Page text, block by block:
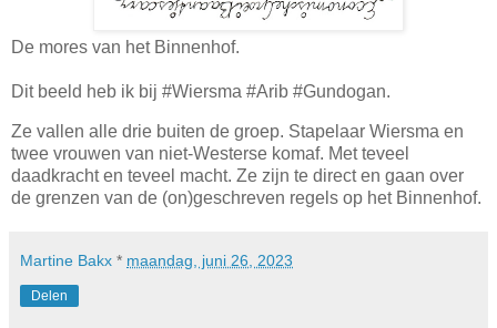
De mores van het Binnenhof.
Dit beeld heb ik bij #Wiersma #Arib #Gundogan.
Ze vallen alle drie buiten de groep. Stapelaar Wiersma en
twee vrouwen van niet-Westerse komaf. Met teveel
daadkracht en teveel macht. Ze zijn te direct en gaan over
de grenzen van de (on)geschreven regels op het Binnenhof.
Martine Bakx * maandag, juni 26, 2023
Delen